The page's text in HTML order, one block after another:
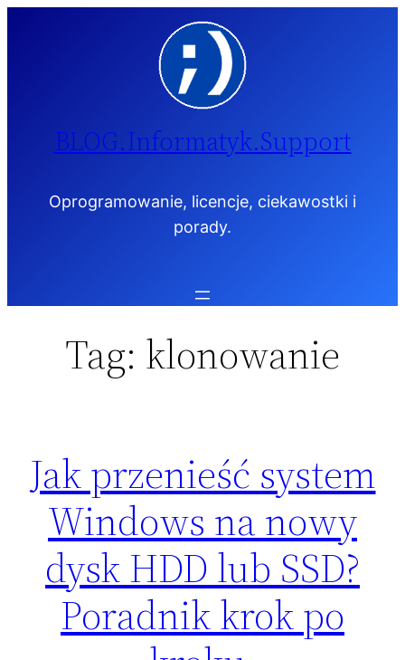
BLOG.Informatyk.Support
Oprogramowanie, licencje, ciekawostki i
porady.
Tag: klonowanie
Jak przenieść system
Windows na nowy
dysk HDD lub SSD?
Poradnik krok po